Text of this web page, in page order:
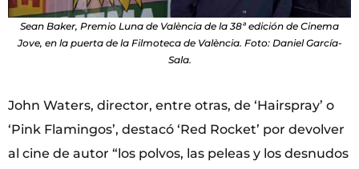
Sean Baker, Premio Luna de València de la 38ª edición de Cinema
Jove, en la puerta de la Filmoteca de València. Foto: Daniel García-
Sala.
John Waters, director, entre otras, de ‘Hairspray’ o
‘Pink Flamingos’, destacó ‘Red Rocket’ por devolver
al cine de autor “los polvos, las peleas y los desnudos